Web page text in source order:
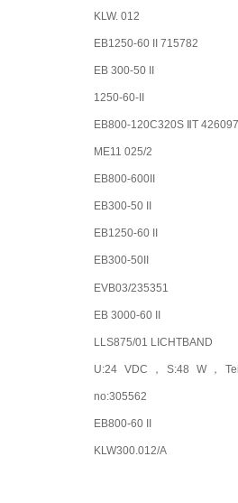
KLW. 012
EB1250-60 II 715782
EB 300-50 II
1250-60-II
EB800-120C320S ⅡT
ME11 025/2
EB800-600II
EB300-50 II
EB1250-60 II
EB300-50II
EVB03/235351
EB 3000-60 II
LLS875/01 LICHTBAND
U:24 VDC，S:48 W，
no:305562
EB800-60 II
KLW300.012/A